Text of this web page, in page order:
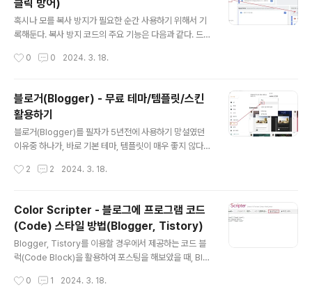
잊어버리지 않을 오류이긴 하다.
클릭 방어)
혹시나 모를 복사 방지가 필요한 순간 사용하기 위해서 기
록해둔다. 복사 방지 코드의 주요 기능은 다음과 같다. 드래
방지 우클릭을 방지 방법은 아래 스크립트 코드를 삽입하
는 방법이 있다. 먼저 전체 적용하는 방법이다. 전체 적용
레이아웃에서 가젯 추가를 눌려 HTML/자바스크립트를
선택해 위 코드를 넣으면 된다. 화면 표시 아이콘이 활성화/
비활성화 유무 이므로, 이를 통해 우클릭 및 드래그 방지를
켜고, 끌 수 있다. 특정 포스트에 적용 특정 포스트에 적용
ML 보기로 전환하여 위 코드를 삽입하면 된다.
0 0 2024. 3. 18.
블로거(Blogger) - 무료 테마/템플릿/스킨
활용하기
블로거(Blogger)를 필자가 5년전에 사용하기 망설였던
이유중 하나가, 바로 기본 테마, 템플릿이 매우 좋지 않다는
드프레스 수준의 블로그와 그보다 더 좋은 블로그들이 많
니, 생각보다 블로거로 활용할 수 있는 무료 테마/템플릿/
스킨이 잘되어 있다는 것을 알게되었다. 여기에서는 적용
방법과 수정, 그리고 다운로드 사이트를 알아보도록 하겠
다. 적용/백업 방법 적용 방법은 어렵지 않은데, 바로 관리
템플릿을 적용할 수 있다. 적용은 거희 즉시 되기 때문에,
2 2 2024. 3. 18.
Color Scripter - 블로그에 프로그램 코드
(Code) 스타일 방법(Blogger, Tistory)
Blogger, Tistory를 이용할 경우에서 제공하는 코드 블
럭(Code Block)을 활용하여 포스팅을 해보았을 때, Blo
성해줘서 상당히 가독성이 떨어진다. 다행이 Blogger, Ti
0 1 2024. 3. 18.